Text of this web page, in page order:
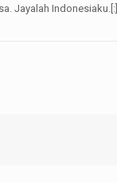
Jayalah Indonesiaku.[:]